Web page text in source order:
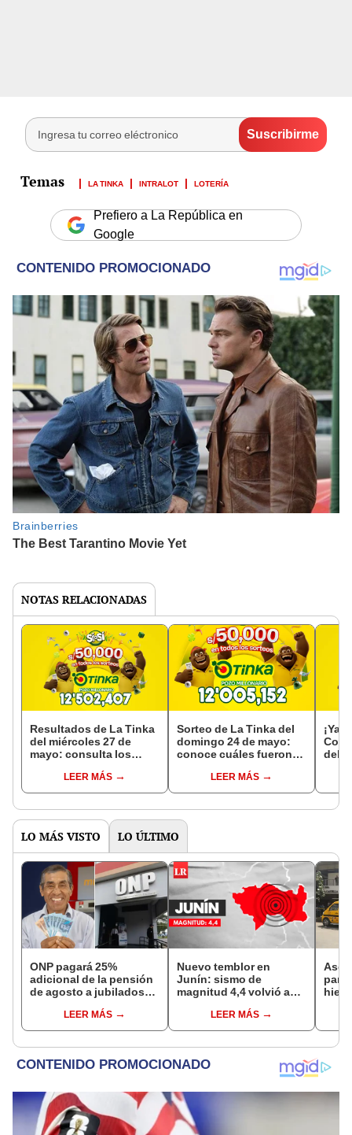
LA TINKA INTRALOT LOTERÍA
Prefiero a La República en
Google
NOTAS RELACIONADAS
Resultados de La Tinka
del miércoles 27 de
mayo: consulta los
premios del Pozo
Millonario, boliyapa,
LEER MÁS
Sorteo de La Tinka del
domingo 24 de mayo:
conoce cuáles fueron
y premios del Pozo
Millonario, boliyapa y
LEER MÁS
¡Ya
del
LO MÁS VISTO LO ÚLTIMO
ONP pagará 25%
adicional de la pensión
de agosto a jubilados
requisito: ¿cómo saber
si soy beneficiario?
LEER MÁS
Nuevo temblor en
Junín: sismo de
magnitud 4,4 volvió a
según IGPLEER MÁS
para